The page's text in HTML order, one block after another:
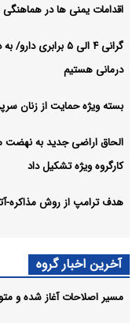
اقدامات یمنی ها در
گرانی ۴ الی ۵
درمانی هستیم
بسته ویژه حمایت از زنان
الحاق اراضی جدید به نهضت
کارگروه ویژه تشکیل داد
هدف ترامپ از روش مذاکره-
آخرین اخبار گروه
مسیر اصلاحات آغاز شده و